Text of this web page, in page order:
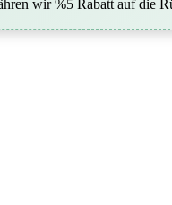
wir %5 Rabatt auf die